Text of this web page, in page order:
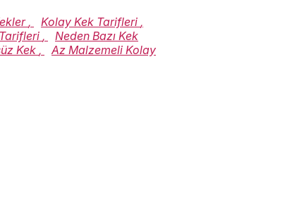
, Kolay Kek Tarifleri ,
,
Neden Bazı Kek
Kek ,
Az Malzemeli Kolay